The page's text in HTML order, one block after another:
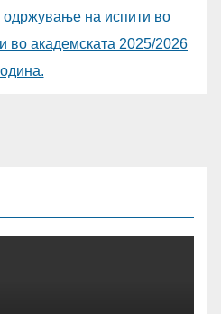
на испити во
во академската 2025/2026